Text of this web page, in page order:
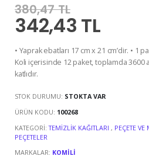
380,47 TL
342,43 TL
• Yaprak ebatları 17 cm x 21 cm’dir. • 1
Koli içerisinde 12 paket, toplamda
katlıdır.
STOK DURUMU: STOKTA VAR
ÜRÜN KODU: 100268
KATEGORI:TEMIZLIK KAĞITLARI , PEÇETE VE
PEÇETELER
MARKALAR: KOMILI